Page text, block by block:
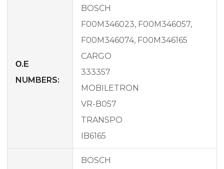
Ο.Ε
NUMBERS:
BOSCH
F00M346023, F00M346057,
F00M346074, F00M346165
CARGO
333357
MOBILETRON
VR-B057
TRANSPO
IB6165
BOSCH